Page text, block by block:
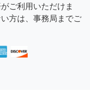
ご利用いただけま
方は、事務局までご